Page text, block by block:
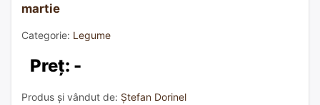
martie
Categorie: Legume
Preț: -
Produs și vândut de: Ștefan Dorinel